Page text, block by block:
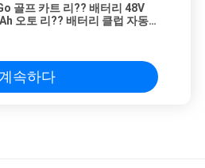
골프 카트 리?? 배터리 48V
오토 리?? 배터리 클럽 자동차
속하다